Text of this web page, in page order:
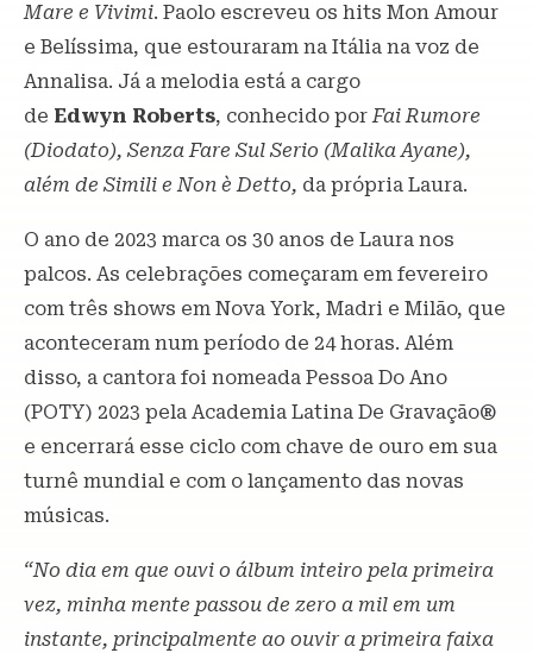
Mare e Vivimi. Paolo escreveu os hits Mon Amour
e Belíssima, que estouraram na Itália na voz de
Annalisa. Já a melodia está a cargo
de Edwyn Roberts, conhecido porFai Rumore
(Diodato), Senza Fare Sul Serio (Malika Ayane),
além de Simili e Non è Detto, da própria Laura.
O ano de 2023 marca os 30 anos de Laura nos
palcos. As celebrações começaram em fevereiro
com três shows em Nova York, Madri e Milão, que
aconteceram num período de 24 horas. Além
disso, a cantora foi nomeada Pessoa Do Ano
(POTY) 2023 pela Academia Latina De Gravação®
e encerrará esse ciclo com chave de ouro em sua
turnê mundial e com o lançamento das novas
músicas.
“No dia em que ouvi o álbum inteiro pela primeira
vez, minha mente passou de zero a mil em um
instante, principalmente ao ouvir a primeira faixa